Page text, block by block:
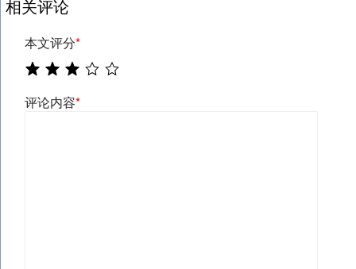
相关评论
本文评分*
评论内容*